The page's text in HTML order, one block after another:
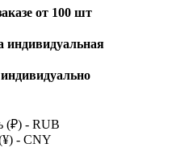
от 100 шт
индивидуальная
(₽) - RUB
- CNY